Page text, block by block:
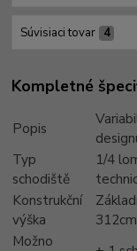
Súvisiaci tovar 4
Kompletné
Popis
Typ
schodiště
1/4
Konstrukční
výška
312cm
Možno